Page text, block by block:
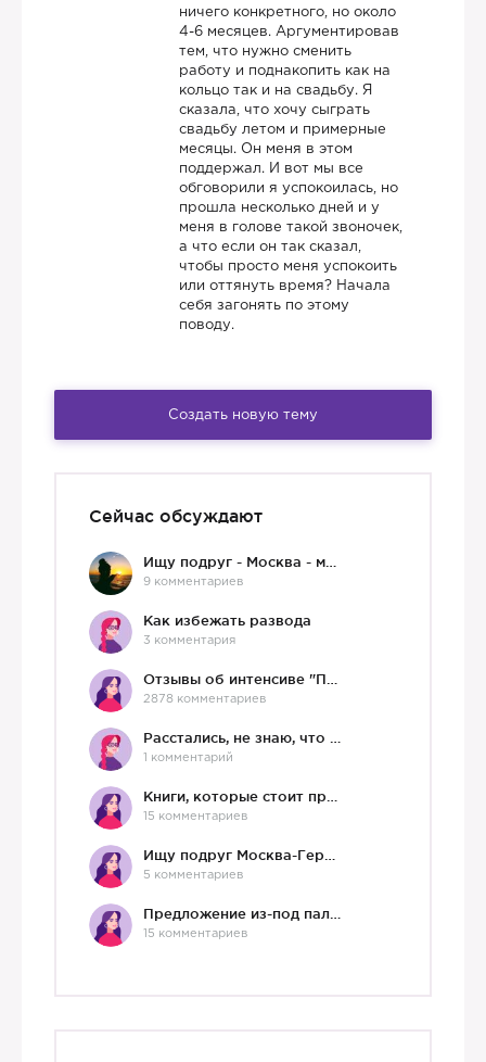
ничего конкретного, но около
4-6 месяцев. Аргументировав
тем, что нужно сменить
работу и поднакопить как на
кольцо так и на свадьбу. Я
сказала, что хочу сыграть
свадьбу летом и примерные
месяцы. Он меня в этом
поддержал. И вот мы все
обговорили я успокоилась, но
прошла несколько дней и у
меня в голове такой звоночек,
а что если он так сказал,
чтобы просто меня успокоить
или оттянуть время? Начала
себя загонять по этому
поводу.
Создать новую тему
Сейчас обсуждают
9 комментариев
Как избежать развода
3 комментария
2878 комментариев
1 комментарий
15 комментариев
5 комментариев
15 комментариев